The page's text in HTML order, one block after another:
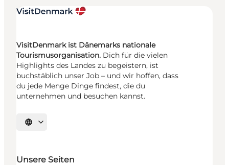
VisitDenmark ist Dänemarks nationale
Tourismusorganisation. Dich für die vielen
Highlights des Landes zu begeistern, ist
buchstäblich unser Job – und wir hoffen, dass
du jede Menge Dinge findest, die du
unternehmen und besuchen kannst.
Sprache auswählen
Unsere Seiten